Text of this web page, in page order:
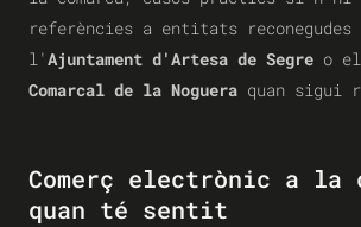
referències a entitats reconegudes
l'Ajuntament d'Artesa de Segre o el
Comarcal de la Noguera quan sigui
Comerç electrònic a la
quan té sentit